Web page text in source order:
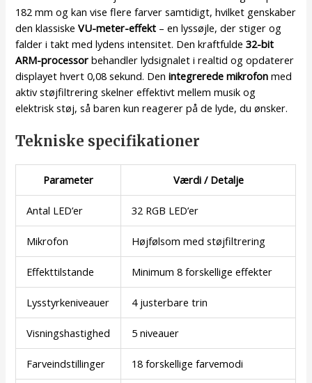
182 mm og kan vise flere farver samtidigt, hvilket genskaber
den klassiskeVU-meter-effekt – en lyssøjle, der stiger og
falder i takt med lydens intensitet. Den kraftfulde32-bit
ARM-processor behandler lydsignalet i realtid og opdaterer
displayet hvert 0,08 sekund. Denintegrerede mikrofon med
aktiv støjfiltrering skelner effektivt mellem musik og
elektrisk støj, så baren kun reagerer på de lyde, du ønsker.
Tekniske specifikationer
Parameter Værdi / Detalje
Antal LED’er 32 RGB LED’er
Mikrofon Højfølsom med støjfiltrering
Effekttilstande Minimum 8 forskellige effekter
Lysstyrkeniveauer 4 justerbare trin
Visningshastighed 5 niveauer
Farveindstillinger 18 forskellige farvemodi